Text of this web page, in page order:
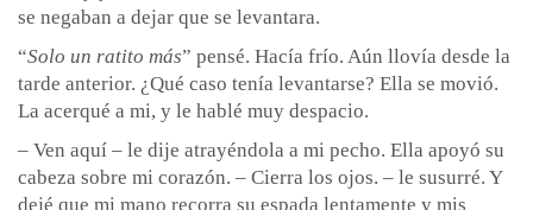
se negaban a dejar que se levantara.
“Solo un ratito más” pensé. Hacía frío. Aún llovía desde la
tarde anterior. ¿Qué caso tenía levantarse? Ella se movió.
La acerqué a mi, y le hablé muy despacio.
– Ven aquí – le dije atrayéndola a mi pecho. Ella apoyó su
cabeza sobre mi corazón. – Cierra los ojos. – le susurré. Y
dejé que mi mano recorra su espada lentamente y mis